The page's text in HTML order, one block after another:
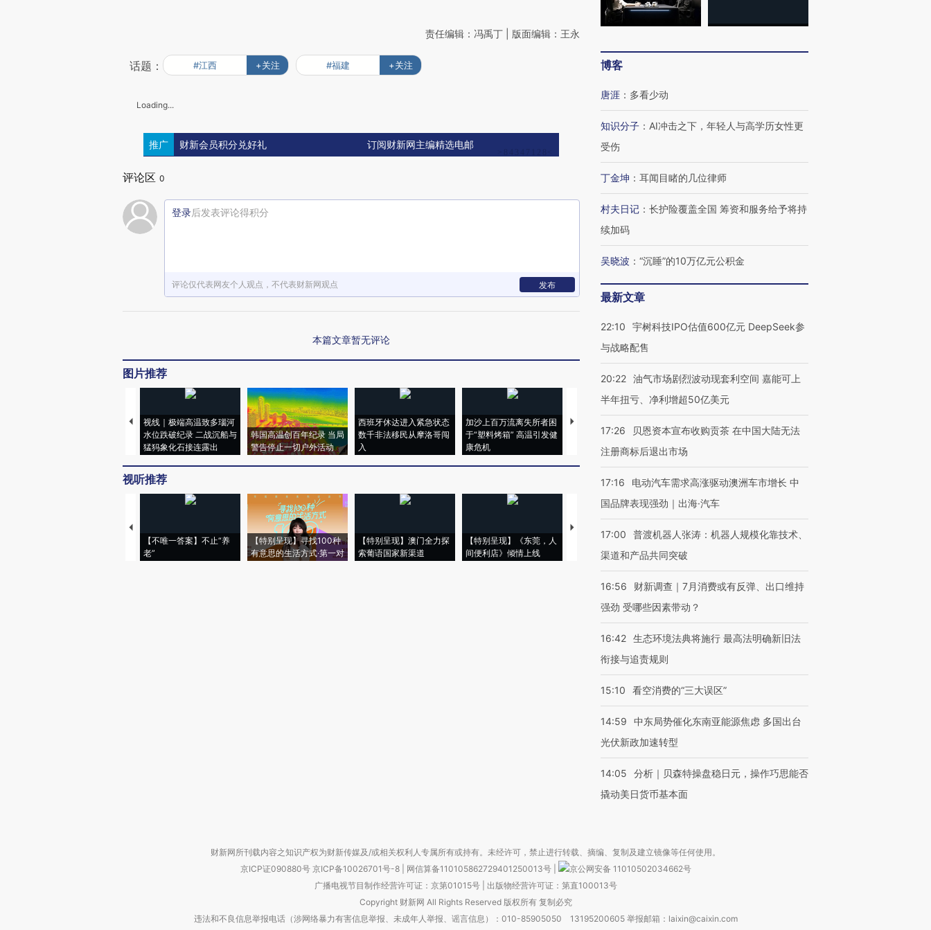
责任编辑：冯禹丁 | 版面编辑：王永
话题： #江西 +关注 #福建 +关注
Loading...
推广 财新会员积分兑好礼 订阅财新网主编精选电邮
评论区 0
登录后发表评论得积分
评论仅代表网友个人观点，不代表财新网观点 发布
本篇文章暂无评论
图片推荐
视线｜极端高温致多瑙河
水位跌破纪录 二战沉船与
猛犸象化石接连露出
韩国高温创百年纪录 当局
警告停止一切户外活动
西班牙休达进入紧急状态
数千非法移民从摩洛哥闯
入
加沙上百万流离失所者困
于“塑料烤箱” 高温引发健
康危机
视线｜HYROX的吸金
术：是什么让中产们甘
心“花钱找虐”？
粒摇头丸 尿检体内含3种
毒品
度Z世代 用街头抗争将教
视听推荐
【不唯一答案】不止“养
老”
【特别呈现】寻找100种
有意思的生活方式·第一对
【特别呈现】澳门全力探
索葡语国家新渠道
【特别呈现】《东莞，人
间便利店》倾情上线
【推广】走进第四届链博
会，让数智科技“链”接产
【特别呈现】寻找100种
有意思的生活方式·第三对
【商旅对话】华住集团
CFO：不靠规模取胜，华
博客
唐涯 ： 多看少动
知识分子 ： AI冲击之下，年轻人与高学历女性更
受伤
丁金坤 ： 耳闻目睹的几位律师
村夫日记 ： 长护险覆盖全国 筹资和服务给予将持
续加码
吴晓波 ： “沉睡”的10万亿元公积金
最新文章
22:10
宇树科技IPO估值600亿元 DeepSeek参
与战略配售
20:22 油气市场剧烈波动现套利空间 嘉能可上
半年扭亏、净利增超50亿美元
17:26
贝恩资本宣布收购贡茶 在中国大陆无法
注册商标后退出市场
17:16
电动汽车需求高涨驱动澳洲车市增长 中
国品牌表现强劲｜出海·汽车
17:00
普渡机器人张涛：机器人规模化靠技术、
渠道和产品共同突破
16:56
财新调查｜7月消费或有反弹、出口维持
强劲 受哪些因素带动？
16:42 生态环境法典将施行 最高法明确新旧法
衔接与追责规则
15:10 看空消费的“三大误区”
14:59
中东局势催化东南亚能源焦虑 多国出台
光伏新政加速转型
14:05
分析｜贝森特操盘稳日元，操作巧思能否
撬动美日货币基本面
财新网所刊载内容之知识产权为财新传媒及/或相关权利人专属所有或持有。未经许可，禁止进行转载、摘编、复制及建立镜像等任何使用。
京ICP证090880号 京ICP备10026701号-8 网信算备110105862729401250013号
京公网安备 11010502034662号
广播电视节目制作经营许可证：京第01015号| 出版物经营许可证：第直100013号
Copyright 财新网 All Rights Reserved 版权所有 复制必究
违法和不良信息举报电话（涉网络暴力有害信息举报、未成年人举报、谣言信息）：010-85905050 13195200605 举报邮箱：laixin@caixin.com